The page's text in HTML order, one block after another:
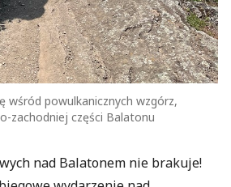
wśród powulkanicznych wzgórz,
zachodniej części Balatonu
nad Balatonem nie brakuje!